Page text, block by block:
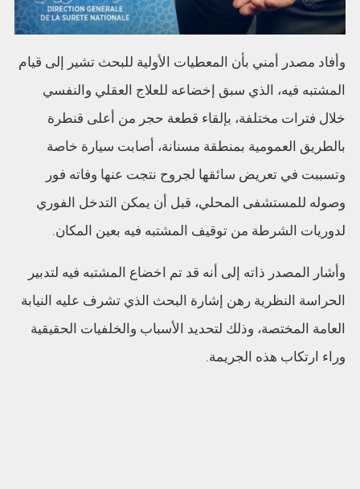
وأفاد مصدر أمني بأن المعطيات الأولية للبحث تشير إلى قيام
المشتبه فيه، الذي سبق إخضاعه للعلاج العقلي والنفسي
خلال فترات مختلفة، بإلقاء قطعة حجر من أعلى قنطرة
بالطريق العمومية بمنطقة مسنانة، أصابت سيارة خاصة
وتسببت في تعريض سائقها لجروح نتجت عنها وفاته فور
وصوله للمستشفى المحلي، قبل أن يمكن التدخل الفوري
لدوريات الشرطة من توقيف المشتبه فيه بعين المكان.
وأشار المصدر ذاته إلى أنه قد تم اخضاع المشتبه فيه لتدبير
الحراسة النظرية رهن إشارة البحث الذي تشرف عليه النيابة
العامة المختصة، وذلك لتحديد الأسباب والخلفيات الحقيقية
وراء ارتكاب هذه الجريمة.